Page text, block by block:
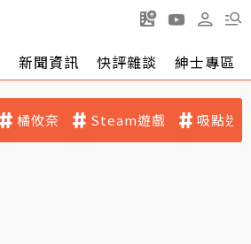
新聞資訊 快評雜談 紳士專區
橘攸奈 Steam遊戲 吸點迷